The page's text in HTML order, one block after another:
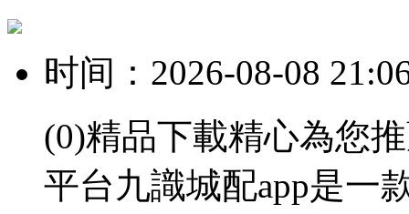
时间：2026-08-08
(0)精品下載精心為您
平台九識城配app是一